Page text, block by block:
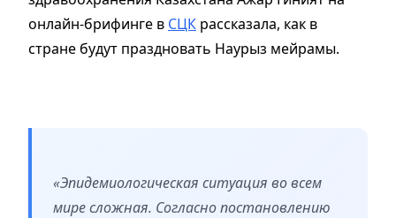
онлайн-брифинге в СЦК рассказала, как в
стране будут праздновать Наурыз мейрамы.
«Эпидемиологическая ситуация во всем
мире сложная. Согласно постановлению